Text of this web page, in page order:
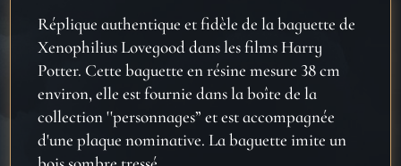
Réplique authentique et fidèle de la baguette de
Xenophilius Lovegood dans les films Harry
Potter. Cette baguette en résine mesure 38 cm
environ, elle est fournie dans la boîte de la
collection ''personnages” et est accompagnée
d'une plaque nominative. La baguette imite un